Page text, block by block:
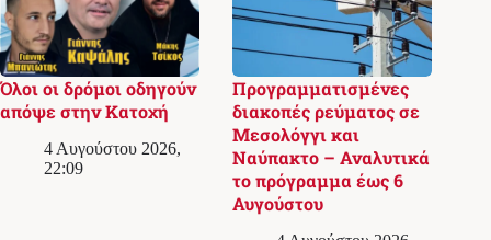
Όλοι οι δρόμοι οδηγούν
απόψε στην Κατοχή
4 Αυγούστου 2026,
22:09
Προγραμματισμένες
διακοπές ρεύματος σε
Μεσολόγγι και
Ναύπακτο – Αναλυτικά
το πρόγραμμα έως 6
Αυγούστου